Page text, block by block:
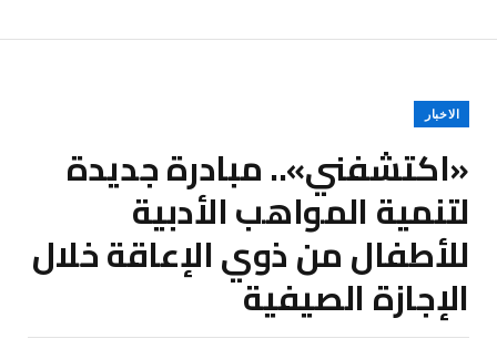
الاخبار
«اكتشفني».. مبادرة جديدة
لتنمية المواهب الأدبية
للأطفال من ذوي الإعاقة خلال
الإجازة الصيفية